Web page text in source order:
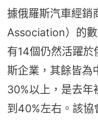
據俄羅斯汽車經銷
Association）的
有14個仍然活躍
斯企業，其餘皆為
30%以上，是去年
到40%左右。該協